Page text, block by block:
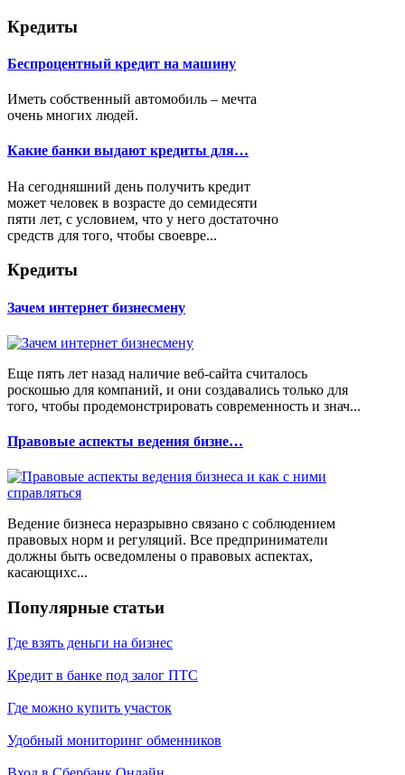
Кредиты
Беспроцентный кредит на машину
Иметь собственный автомобиль – мечта
очень многих людей.
Какие банки выдают кредиты для…
На сегодняшний день получить кредит
может человек в возрасте до семидесяти
пяти лет, с условием, что у него достаточно
средств для того, чтобы своевре...
Кредиты
Зачем интернет бизнесмену
Еще пять лет назад наличие веб-сайта считалось
роскошью для компаний, и они создавались только для
того, чтобы продемонстрировать современность и знач...
Правовые аспекты ведения бизне…
Ведение бизнеса неразрывно связано с соблюдением
правовых норм и регуляций. Все предприниматели
должны быть осведомлены о правовых аспектах,
касающихс...
Популярные статьи
Где взять деньги на бизнес
Кредит в банке под залог ПТС
Где можно купить участок
Удобный мониторинг обменников